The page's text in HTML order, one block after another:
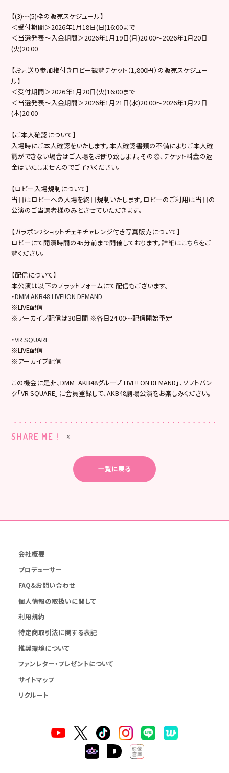
【(3)〜(5)枠の販売スケジュール】
＜受付期間＞2026年1月18日(日)16:00まで
＜当選発表～入金期間＞2026年1月19日(月)20:00～2026年1月20日
(火)20:00
【お見送り参加権付きロビー観覧チケット（1,800円）の販売スケジュー
ル】
＜受付期間＞2026年1月20日(火)16:00まで
＜当選発表～入金期間＞2026年1月21日(水)20:00～2026年1月22日
(木)20:00
【ご本人確認について】
入場時にご本人確認をいたします。本人確認書類の不備によりご本人確
認ができない場合はご入場をお断り致します。その際、チケット料金の返
金はいたしませんのでご了承ください。
【ロビー入場規制について】
当日はロビーへの入場を終日規制いたします。ロビーのご利用は当日の
公演のご当選者様のみとさせていただきます。
【ガラポン2ショットチェキチャレンジ付き写真販売について】
ロビーにて開演時間の45分前まで開催しております。詳細はこちらをご
覧ください。
【配信について】
本公演は以下のプラットフォームにて配信もございます。
・DMM AKB48 LIVE!!ON DEMAND
※LIVE配信
※アーカイブ配信は30日間 ※各日24:00～配信開始予定
・VR SQUARE
※LIVE配信
※アーカイブ配信
この機会に是非、DMM「AKB48グループ LIVE!! ON DEMAND」、ソフトバン
ク「VR SQUARE」に会員登録して、AKB48劇場公演をお楽しみください。
SHARE ME !
一覧に戻る
会社概要
プロデューサー
FAQ&お問い合わせ
個人情報の取扱いに関して
利用規約
特定商取引法に関する表記
推奨環境について
ファンレター・プレゼントについて
サイトマップ
リクルート